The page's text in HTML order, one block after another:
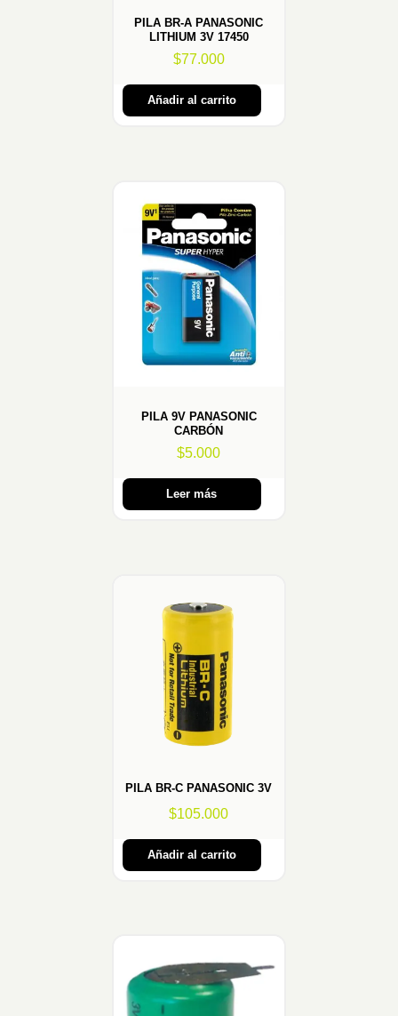
PILA BR-A PANASONIC
LITHIUM 3V 17450
$77.000
Añadir al carrito
PILA 9V PANASONIC
CARBÓN
$5.000
Leer más
PILA BR-C PANASONIC 3V
$105.000
Añadir al carrito